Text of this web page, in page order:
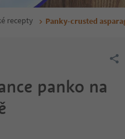
recepty Panky-crusted
panko na